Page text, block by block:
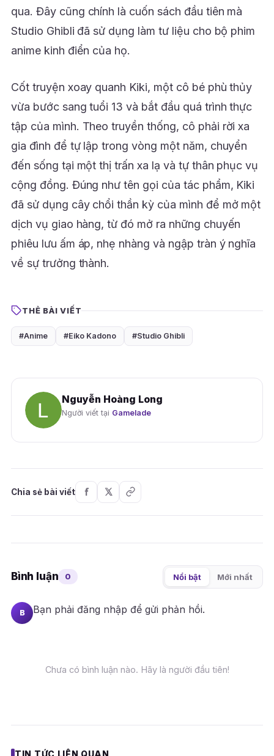
qua. Đây cũng chính là cuốn sách đầu tiên mà
Studio Ghibli đã sử dụng làm tư liệu cho bộ phim
anime kinh điển của họ.
Cốt truyện xoay quanh Kiki, một cô bé phù thủy
vừa bước sang tuổi 13 và bắt đầu quá trình thực
tập của mình. Theo truyền thống, cô phải rời xa
gia đình để tự lập trong vòng một năm, chuyển
đến sống tại một thị trấn xa lạ và tự thân phục vụ
cộng đồng. Đúng như tên gọi của tác phẩm, Kiki
đã sử dụng cây chổi thần kỳ của mình để mở một
dịch vụ giao hàng, từ đó mở ra những chuyến
phiêu lưu ấm áp, nhẹ nhàng và ngập tràn ý nghĩa
về sự trưởng thành.
THẺ BÀI VIẾT
#Anime #Eiko Kadono #Studio Ghibli
Nguyễn Hoàng Long
Người viết tại Gamelade
Chia sẻ bài viết
Bình luận 0 Nổi bật Mới nhất
B Bạn phải đăng nhập để gửi phản hồi.
Chưa có bình luận nào. Hãy là người đầu tiên!
TIN TỨC LIÊN QUAN